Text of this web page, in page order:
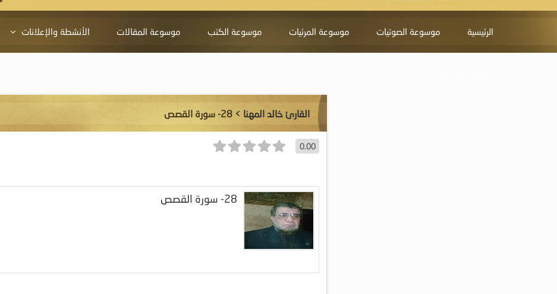
الرئيسية موسوعة الصوتيات موسوعة المرئيات موسوعة الكتب موسوعة المقالات الأنشطة والإعلانات
القارئ خالد المهنا > 28- سورة القصص
0.00
28- سورة القصص